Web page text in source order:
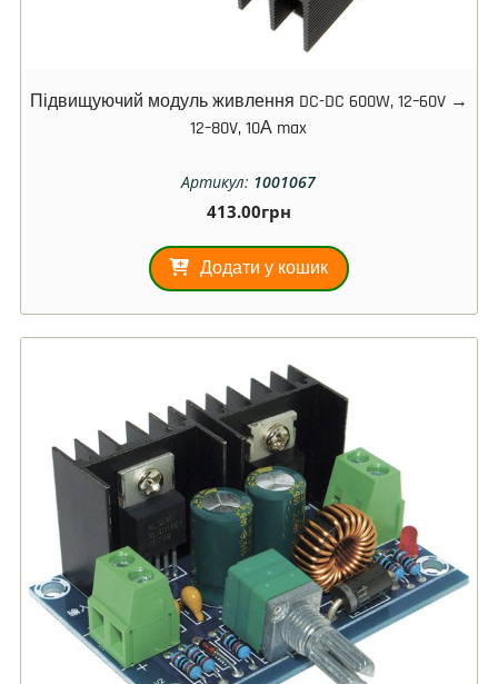
Підвищуючий модуль живлення DC-DC 600W, 12–60V →
12–80V, 10А max
Артикул: 1001067
413.00грн
Додати у кошик